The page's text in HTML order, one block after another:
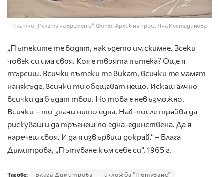
Платно „Реката на времето“. Фото: Архив на проф. Яна Костадинова
„Пътеките те водят, накъдето им скимне. Всеки
човек си има своя. Коя е твоята пътека? Още я
търсиш. Всички пътеки те викат, всички те мамят
нанякъде, всички ти обещават нещо. Искаш алчно
всички да бъдат твои. Но това е невъзможно.
Всички – то значи нито една. Най-после трябва да
рискуваш и да тръгнеш по една-единствена. Да я
наречеш своя. И да я извървиш докрай.“ – Блага
Димитрова, „Пътуване към себе си“, 1965 г.
Тагове: Блага Димитрова изложба "Пътуване"